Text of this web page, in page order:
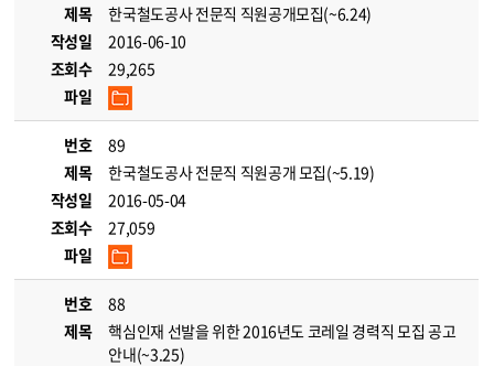
제목
한국철도공사 전문직 직원공개모집(~6.24)
작성일
2016-06-10
조회수
29,265
파일
번호
89
제목
한국철도공사 전문직 직원공개 모집(~5.19)
작성일
2016-05-04
조회수
27,059
파일
번호
88
제목
핵심인재 선발을 위한 2016년도 코레일 경력직 모집 공고
안내(~3.25)